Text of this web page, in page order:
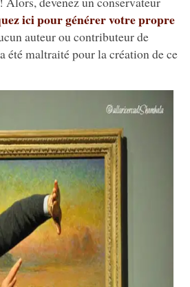
ici pour générer votre propre
auteur ou contributeur de
été maltraité pour la création de ce